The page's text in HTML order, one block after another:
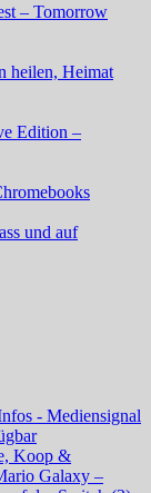
– Tomorrow
heilen, Heimat
Edition –
und auf
- Mediensignal
Koop &
Galaxy –